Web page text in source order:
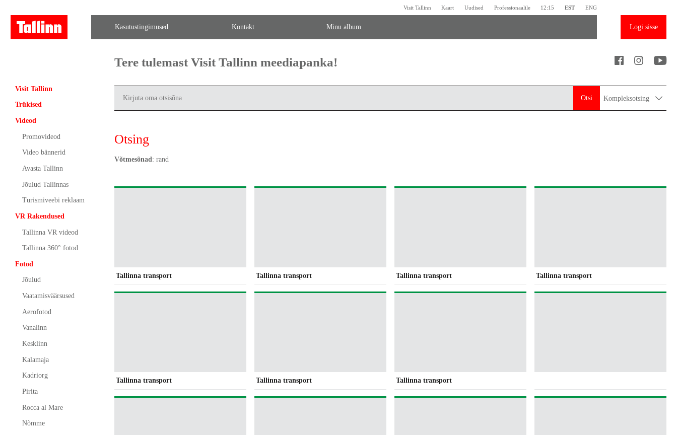
Visit Tallinn Kaart Uudised Professionaalile 12:15 EST ENG
Kasutustingimused Kontakt Minu album Logi sisse
Visit Tallinn
Trükised
Videod
Promovideod
Video bännerid
Avasta Tallinn
Jõulud Tallinnas
Turismiveebi reklaam
VR Rakendused
Tallinna VR videod
Tallinna 360° fotod
Fotod
Jõulud
Vaatamisväärsused
Aerofotod
Vanalinn
Kesklinn
Kalamaja
Kadriorg
Pirita
Rocca al Mare
Nõmme
Tere tulemast Visit Tallinn meediapanka!
Otsi Kompleksotsing
Otsing
Võtmesõnad : rand
Tallinna transport Tallinna transport Tallinna transport Tallinna transport
Tallinna transport Tallinna transport Tallinna transport